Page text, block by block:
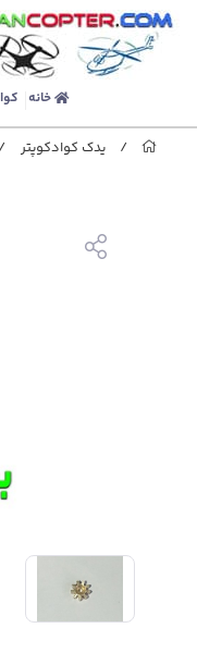
خانه
/ یدک کوادکوپتر /